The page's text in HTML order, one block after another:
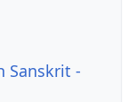
Sanskrit -